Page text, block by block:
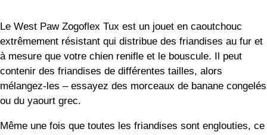
Même une fois que toutes les friandises sont englouties, ce
jouet est plein d’amusement ! Il flotte et rebondit, ce qui en
fait un jouet idéal pour aller chercher et jouer.
En plus, c’est super dur pour ces mâcheurs agressifs !
Vous pouvez même l’utiliser pour l’entraînement des
caisses.